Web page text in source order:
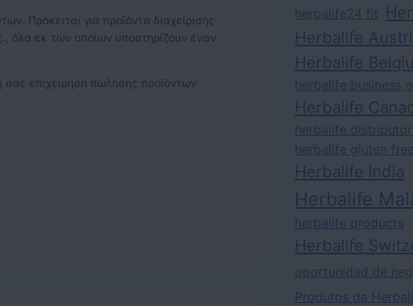
Πρόκειται για προϊόντα διαχείρισης
όλα εκ των οποίων υποστηρίζουν έναν
σας επιχείρηση πώλησης προϊόντων
herbalife24 fit
Herbalife
Herbalife
herbalife business
Herbalife
herbalife
herbalife gluten
Herbalife India
Herbalife
herbalife products
Herbalife
oportunidad de
Produtos da